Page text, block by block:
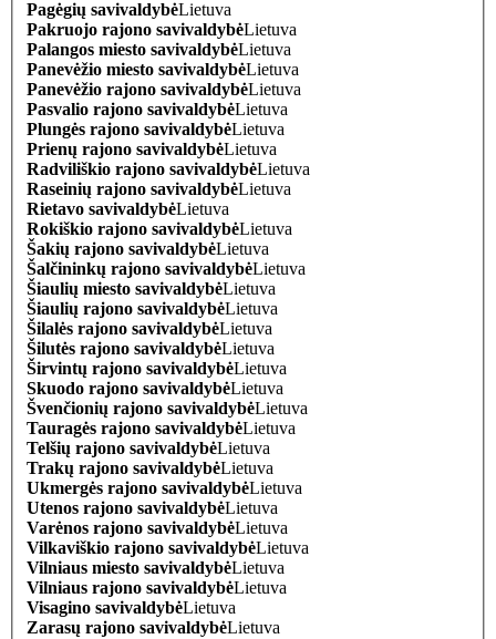
Pagėgių savivaldybėLietuva
Pakruojo rajono savivaldybėLietuva
Palangos miesto savivaldybėLietuva
Panevėžio miesto savivaldybėLietuva
Panevėžio rajono savivaldybėLietuva
Pasvalio rajono savivaldybėLietuva
Plungės rajono savivaldybėLietuva
Prienų rajono savivaldybėLietuva
Radviliškio rajono savivaldybėLietuva
Raseinių rajono savivaldybėLietuva
Rietavo savivaldybėLietuva
Rokiškio rajono savivaldybėLietuva
Šakių rajono savivaldybėLietuva
Šalčininkų rajono savivaldybėLietuva
Šiaulių miesto savivaldybėLietuva
Šiaulių rajono savivaldybėLietuva
Šilalės rajono savivaldybėLietuva
Šilutės rajono savivaldybėLietuva
Širvintų rajono savivaldybėLietuva
Skuodo rajono savivaldybėLietuva
Švenčionių rajono savivaldybėLietuva
Tauragės rajono savivaldybėLietuva
Telšių rajono savivaldybėLietuva
Trakų rajono savivaldybėLietuva
Ukmergės rajono savivaldybėLietuva
Utenos rajono savivaldybėLietuva
Varėnos rajono savivaldybėLietuva
Vilkaviškio rajono savivaldybėLietuva
Vilniaus miesto savivaldybėLietuva
Vilniaus rajono savivaldybėLietuva
Visagino savivaldybėLietuva
Zarasų rajono savivaldybėLietuva